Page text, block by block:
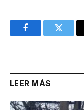
FacebookTwitter
LEER MÁS